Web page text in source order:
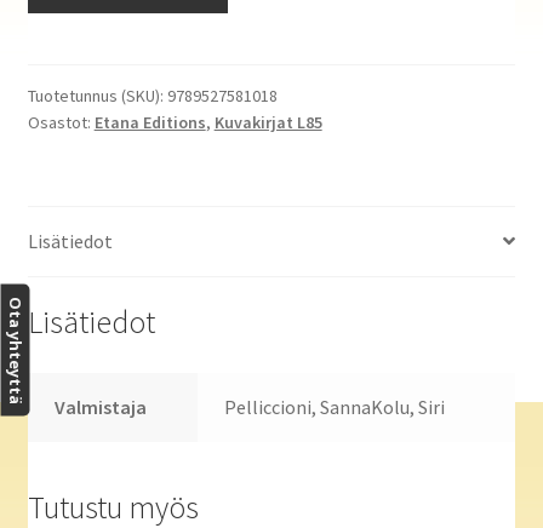
Tuotetunnus (SKU): 9789527581018
Osastot: Etana Editions, Kuvakirjat L85
Lisätiedot
Lisätiedot
Valmistaja Pelliccioni, SannaKolu, Siri
Tutustu myös
Ota yhteyttä